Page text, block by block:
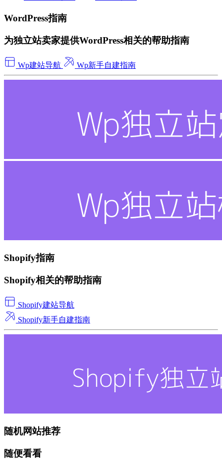
WordPress指南
为独立站卖家提供WordPress相关的帮助指南
Wp建站导航 Wp新手自建指南
Shopify指南
Shopify相关的帮助指南
Shopify建站导航
Shopify新手自建指南
随机网站推荐
随便看看